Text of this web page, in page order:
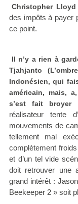
Christopher
des impôts à payer
ce point.
Il n’y a rien à
Tjahjanto
Indonésien, qui
américain, mais,
s’est fait broyer
réalisateur tente
mouvements de
tellement mal
complètement
et d’un tel vide
doit retrouver une
grand intérêt :
Beekeeper 2 » soit